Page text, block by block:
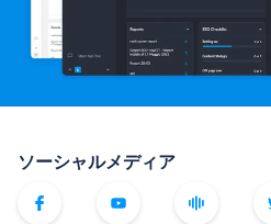
ソーシャルメディア